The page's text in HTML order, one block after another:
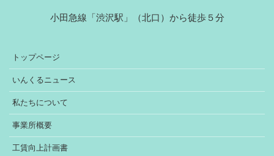
小田急線「渋沢駅」（北口）から徒歩５分
トップページ
いんくるニュース
私たちについて
事業所概要
工賃向上計画書